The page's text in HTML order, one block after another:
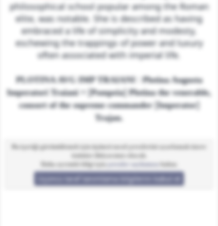
philosophical school popular among the Roman
elite, was notable. She is described as having
embraced a life of simplicity and modesty,
eschewing the trappings of power and luxury
often associated with imperial life.
PLOTINA AVG IMP TRAIANI:Plotina Augusta
Imperatori Traiani = [Pompeia]Plotina the venerable,
consort of the supreme commander [Imperator]
Trajan.
Bu içeriği görüntülemek için üçüncü taraf çerezlerini ayarlamak üzere
izninize ihtiyacımız olacak.
Daha ayrıntılı bilgi için
çerezler sayfamıza bakın.
Üçüncü taraf tanımlama bilgilerini kabul et